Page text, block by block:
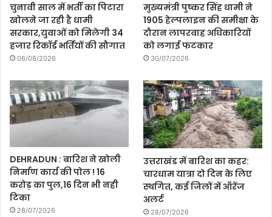
चुनावी साल में भर्ती का पिटारा
खोलने जा रही है धामी
सरकार,युवाओं को मिलेगी 34
हजार रिकॉर्ड भर्तियों की सौगात
06/08/2026
मुख्यमंत्री पुष्कर सिंह धामी ने
1905 हेल्पलाइन की समीक्षा के
दौरान लापरवाह अधिकारियों
को लगाई फटकार
30/07/2026
DEHRADUN : बारिश ने खोली
निर्माण कार्य की पोल ! 16
करोड़ का पुल,16 दिन भी नही
टिका
28/07/2026
उत्तराखंड में बारिश का कहर:
चारधाम यात्रा दो दिन के लिए
स्थगित, कई जिलों में ऑरेंज
अलर्ट
28/07/2026